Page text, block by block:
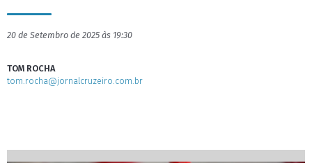
20 de Setembro de 2025 às 19:30
TOM ROCHA
tom.rocha@jornalcruzeiro.com.br